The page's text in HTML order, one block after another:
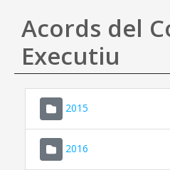
Acords del
Executiu
2015
2016